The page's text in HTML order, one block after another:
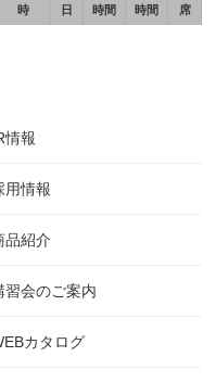
時
日
時間
時間
席
情報
用情報
品紹介
習会のご案内
カタログ